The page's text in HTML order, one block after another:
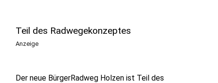
Teil des Radwegekonzeptes
Anzeige
Der neue BürgerRadweg Holzen ist Teil des